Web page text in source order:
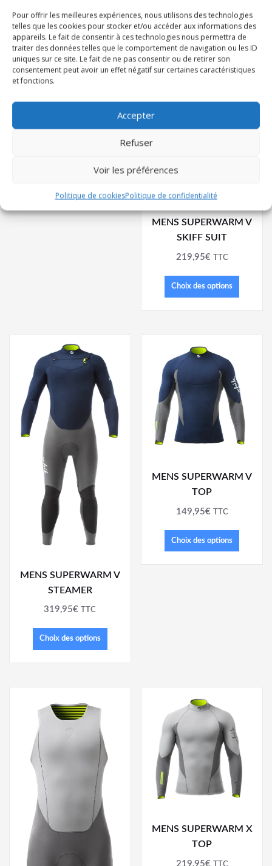
Pour offrir les meilleures expériences, nous utilisons des technologies
telles que les cookies pour stocker et/ou accéder aux informations des
appareils. Le fait de consentir à ces technologies nous permettra de
traiter des données telles que le comportement de navigation ou les ID
uniques sur ce site. Le fait de ne pas consentir ou de retirer son
consentement peut avoir un effet négatif sur certaines caractéristiques
et fonctions.
Accepter
Refuser
Voir les préférences
Politique de cookiesPolitique de confidentialité
MENS MICROFLEECE X
TOP
169,95€ TTC
Choix des options
MENS SUPERWARM V
SKIFF SUIT
219,95€ TTC
Choix des options
MENS SUPERWARM V
STEAMER
319,95€ TTC
Choix des options
MENS SUPERWARM V
TOP
149,95€ TTC
Choix des options
MENS SUPERWARM X
TOP
219,95€